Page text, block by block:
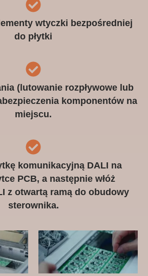
wtyczki bezpośredniej
do płytki
(lutowanie rozpływowe lub
komponentów na
miejscu.
komunikacyjną DALI na
PCB, a następnie włóż
z otwartą ramą do obudowy
sterownika.